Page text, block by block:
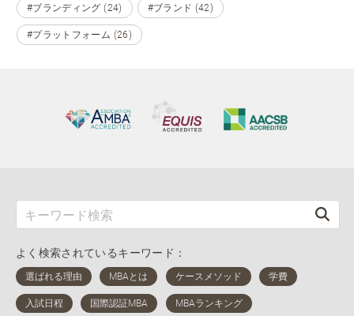
#ブランディング (24) #ブランド (42)
#プラットフォーム (26)
よく検索されているキーワード：